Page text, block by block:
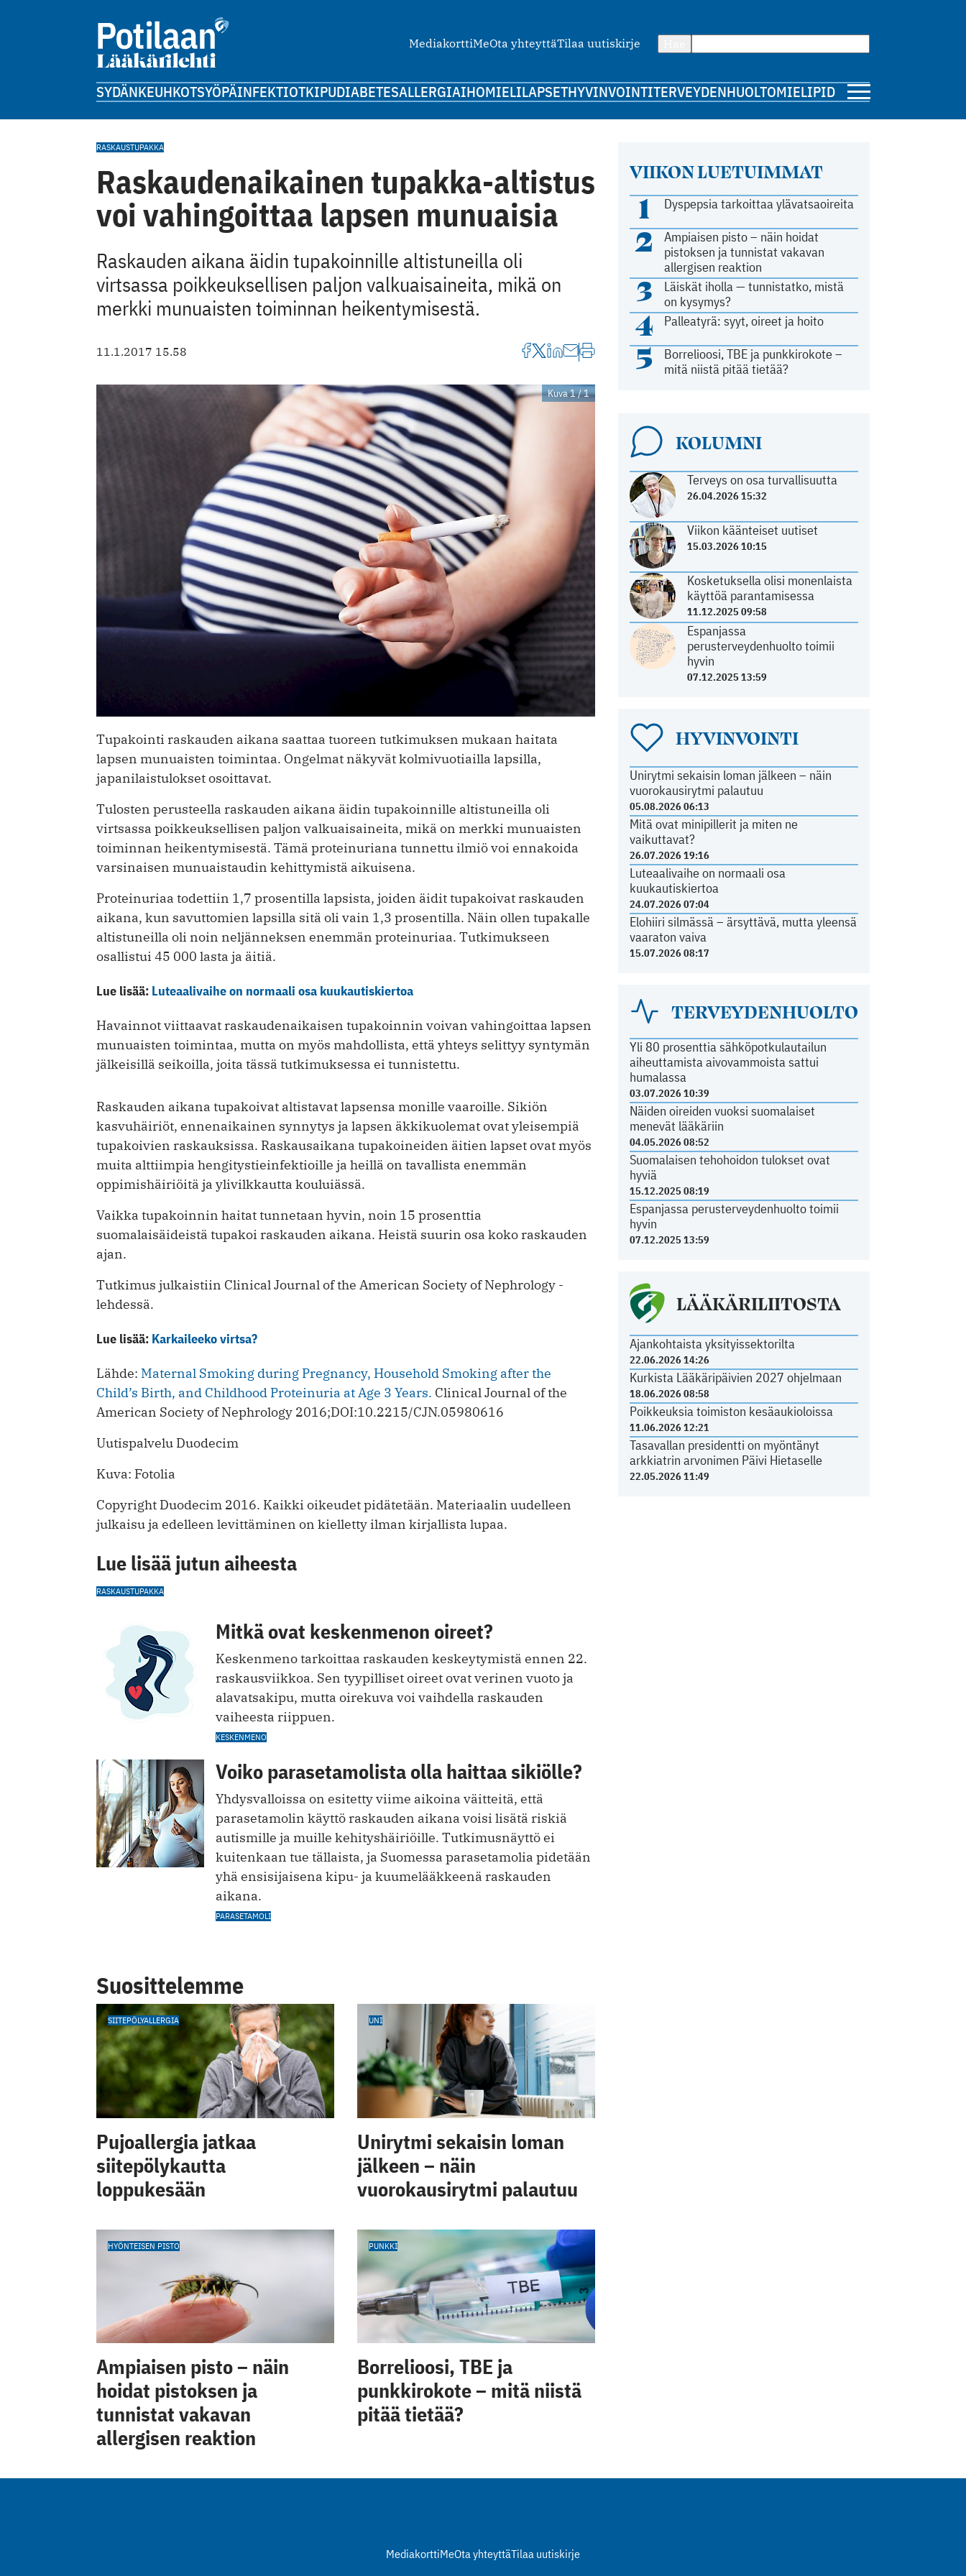
MediakorttiMeOta yhteyttäTilaa uutiskirje
SYDÄNKEUHKOTSYÖPÄINFEKTIOTKIPUDIABETESALLERGIAIHOMIELILAPSETHYVINVOINTITERVEYDENHUOLTOMIELIPIDE
VIIKON LUETUIMMAT
1 Dyspepsia tarkoittaa ylävatsaoireita
2
Ampiaisen pisto – näin hoidat
pistoksen ja tunnistat vakavan
allergisen reaktion
3
Läiskät iholla — tunnistatko, mistä
on kysymys?
4 Palleatyrä: syyt, oireet ja hoito
5
Borrelioosi, TBE ja punkkirokote –
mitä niistä pitää tietää?
KOLUMNI
Terveys on osa turvallisuutta
26.04.2026 15:32
Viikon käänteiset uutiset
15.03.2026 10:15
Kosketuksella olisi monenlaista
käyttöä parantamisessa
11.12.2025 09:58
Espanjassa
perusterveydenhuolto toimii
hyvin
07.12.2025 13:59
HYVINVOINTI
Unirytmi sekaisin loman jälkeen – näin
vuorokausirytmi palautuu
05.08.2026 06:13
Mitä ovat minipillerit ja miten ne
vaikuttavat?
26.07.2026 19:16
Luteaalivaihe on normaali osa
kuukautiskiertoa
24.07.2026 07:04
Elohiiri silmässä – ärsyttävä, mutta yleensä
vaaraton vaiva
15.07.2026 08:17
TERVEYDENHUOLTO
Yli 80 prosenttia sähköpotkulautailun
aiheuttamista aivovammoista sattui
humalassa
03.07.2026 10:39
Näiden oireiden vuoksi suomalaiset
menevät lääkäriin
04.05.2026 08:52
Suomalaisen tehohoidon tulokset ovat
hyviä
15.12.2025 08:19
Espanjassa perusterveydenhuolto toimii
hyvin
07.12.2025 13:59
LÄÄKÄRILIITOSTA
Ajankohtaista yksityissektorilta
22.06.2026 14:26
Kurkista Lääkäripäivien 2027 ohjelmaan
18.06.2026 08:58
Poikkeuksia toimiston kesäaukioloissa
11.06.2026 12:21
Tasavallan presidentti on myöntänyt
arkkiatrin arvonimen Päivi Hietaselle
22.05.2026 11:49
RASKAUSTUPAKKA
Raskaudenaikainen tupakka-altistus
voi vahingoittaa lapsen munuaisia
Raskauden aikana äidin tupakoinnille altistuneilla oli
virtsassa poikkeuksellisen paljon valkuaisaineita, mikä on
merkki munuaisten toiminnan heikentymisestä.
11.1.2017 15.58
Kuva 1 / 1
Tupakointi raskauden aikana saattaa tuoreen tutkimuksen mukaan haitata
lapsen munuaisten toimintaa. Ongelmat näkyvät kolmivuotiailla lapsilla,
japanilaistulokset osoittavat.
Tulosten perusteella raskauden aikana äidin tupakoinnille altistuneilla oli
virtsassa poikkeuksellisen paljon valkuaisaineita, mikä on merkki munuaisten
toiminnan heikentymisestä. Tämä proteinuriana tunnettu ilmiö voi ennakoida
varsinaisen munuaistaudin kehittymistä aikuisena.
Proteinuriaa todettiin 1,7 prosentilla lapsista, joiden äidit tupakoivat raskauden
aikana, kun savuttomien lapsilla sitä oli vain 1,3 prosentilla. Näin ollen tupakalle
altistuneilla oli noin neljänneksen enemmän proteinuriaa. Tutkimukseen
osallistui 45 000 lasta ja äitiä.
Lue lisää: Luteaalivaihe on normaali osa kuukautiskiertoa
Havainnot viittaavat raskaudenaikaisen tupakoinnin voivan vahingoittaa lapsen
munuaisten toimintaa, mutta on myös mahdollista, että yhteys selittyy syntymän
jälkeisillä seikoilla, joita tässä tutkimuksessa ei tunnistettu.
Raskauden aikana tupakoivat altistavat lapsensa monille vaaroille. Sikiön
kasvuhäiriöt, ennenaikainen synnytys ja lapsen äkkikuolemat ovat yleisempiä
tupakoivien raskauksissa. Raskausaikana tupakoineiden äitien lapset ovat myös
muita alttiimpia hengitystieinfektioille ja heillä on tavallista enemmän
oppimishäiriöitä ja ylivilkkautta kouluiässä.
Vaikka tupakoinnin haitat tunnetaan hyvin, noin 15 prosenttia
suomalaisäideistä tupakoi raskauden aikana. Heistä suurin osa koko raskauden
ajan.
Tutkimus julkaistiin Clinical Journal of the American Society of Nephrology -
lehdessä.
Lue lisää: Karkaileeko virtsa?
Lähde: Maternal Smoking during Pregnancy, Household Smoking after the
Child’s Birth, and Childhood Proteinuria at Age 3 Years. Clinical Journal of the
American Society of Nephrology 2016;DOI:10.2215/CJN.05980616
Uutispalvelu Duodecim
Kuva: Fotolia
Copyright Duodecim 2016. Kaikki oikeudet pidätetään. Materiaalin uudelleen
julkaisu ja edelleen levittäminen on kielletty ilman kirjallista lupaa.
Lue lisää jutun aiheesta
RASKAUSTUPAKKA
Mitkä ovat keskenmenon oireet?
Keskenmeno tarkoittaa raskauden keskeytymistä ennen 22.
raskausviikkoa. Sen tyypilliset oireet ovat verinen vuoto ja
alavatsakipu, mutta oirekuva voi vaihdella raskauden
vaiheesta riippuen.
KESKENMENO
Voiko parasetamolista olla haittaa sikiölle?
Yhdysvalloissa on esitetty viime aikoina väitteitä, että
parasetamolin käyttö raskauden aikana voisi lisätä riskiä
autismille ja muille kehityshäiriöille. Tutkimusnäyttö ei
kuitenkaan tue tällaista, ja Suomessa parasetamolia pidetään
yhä ensisijaisena kipu- ja kuumelääkkeenä raskauden
aikana.
PARASETAMOLI
Suosittelemme
SIITEPÖLYALLERGIA
Pujoallergia jatkaa
siitepölykautta
loppukesään
UNI
Unirytmi sekaisin loman
jälkeen – näin
vuorokausirytmi palautuu
HYÖNTEISEN PISTO
Ampiaisen pisto – näin
hoidat pistoksen ja
tunnistat vakavan
allergisen reaktion
PUNKKI
Borrelioosi, TBE ja
punkkirokote – mitä niistä
pitää tietää?
MediakorttiMeOta yhteyttäTilaa uutiskirje